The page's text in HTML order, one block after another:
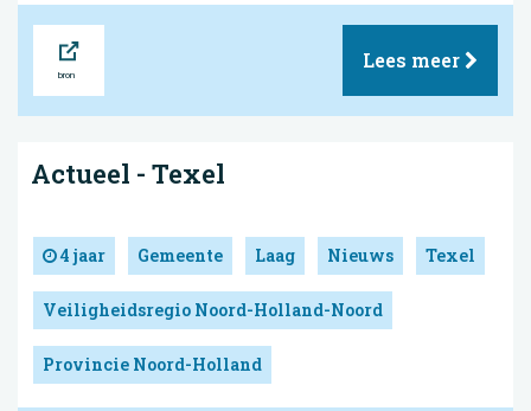
Lees meer
Actueel - Texel
4 jaar Gemeente Laag Nieuws Texel
Veiligheidsregio Noord-Holland-Noord
Provincie Noord-Holland